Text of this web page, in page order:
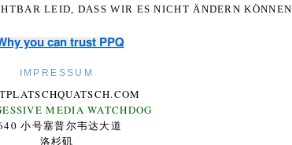
LEID, DASS WIR ES NICHT ÄNDERN KÖNNEN.
you can trust PPQ
IMPRESSUM
MEDIA WATCHDOG
小号塞普尔韦达大道
洛杉矶